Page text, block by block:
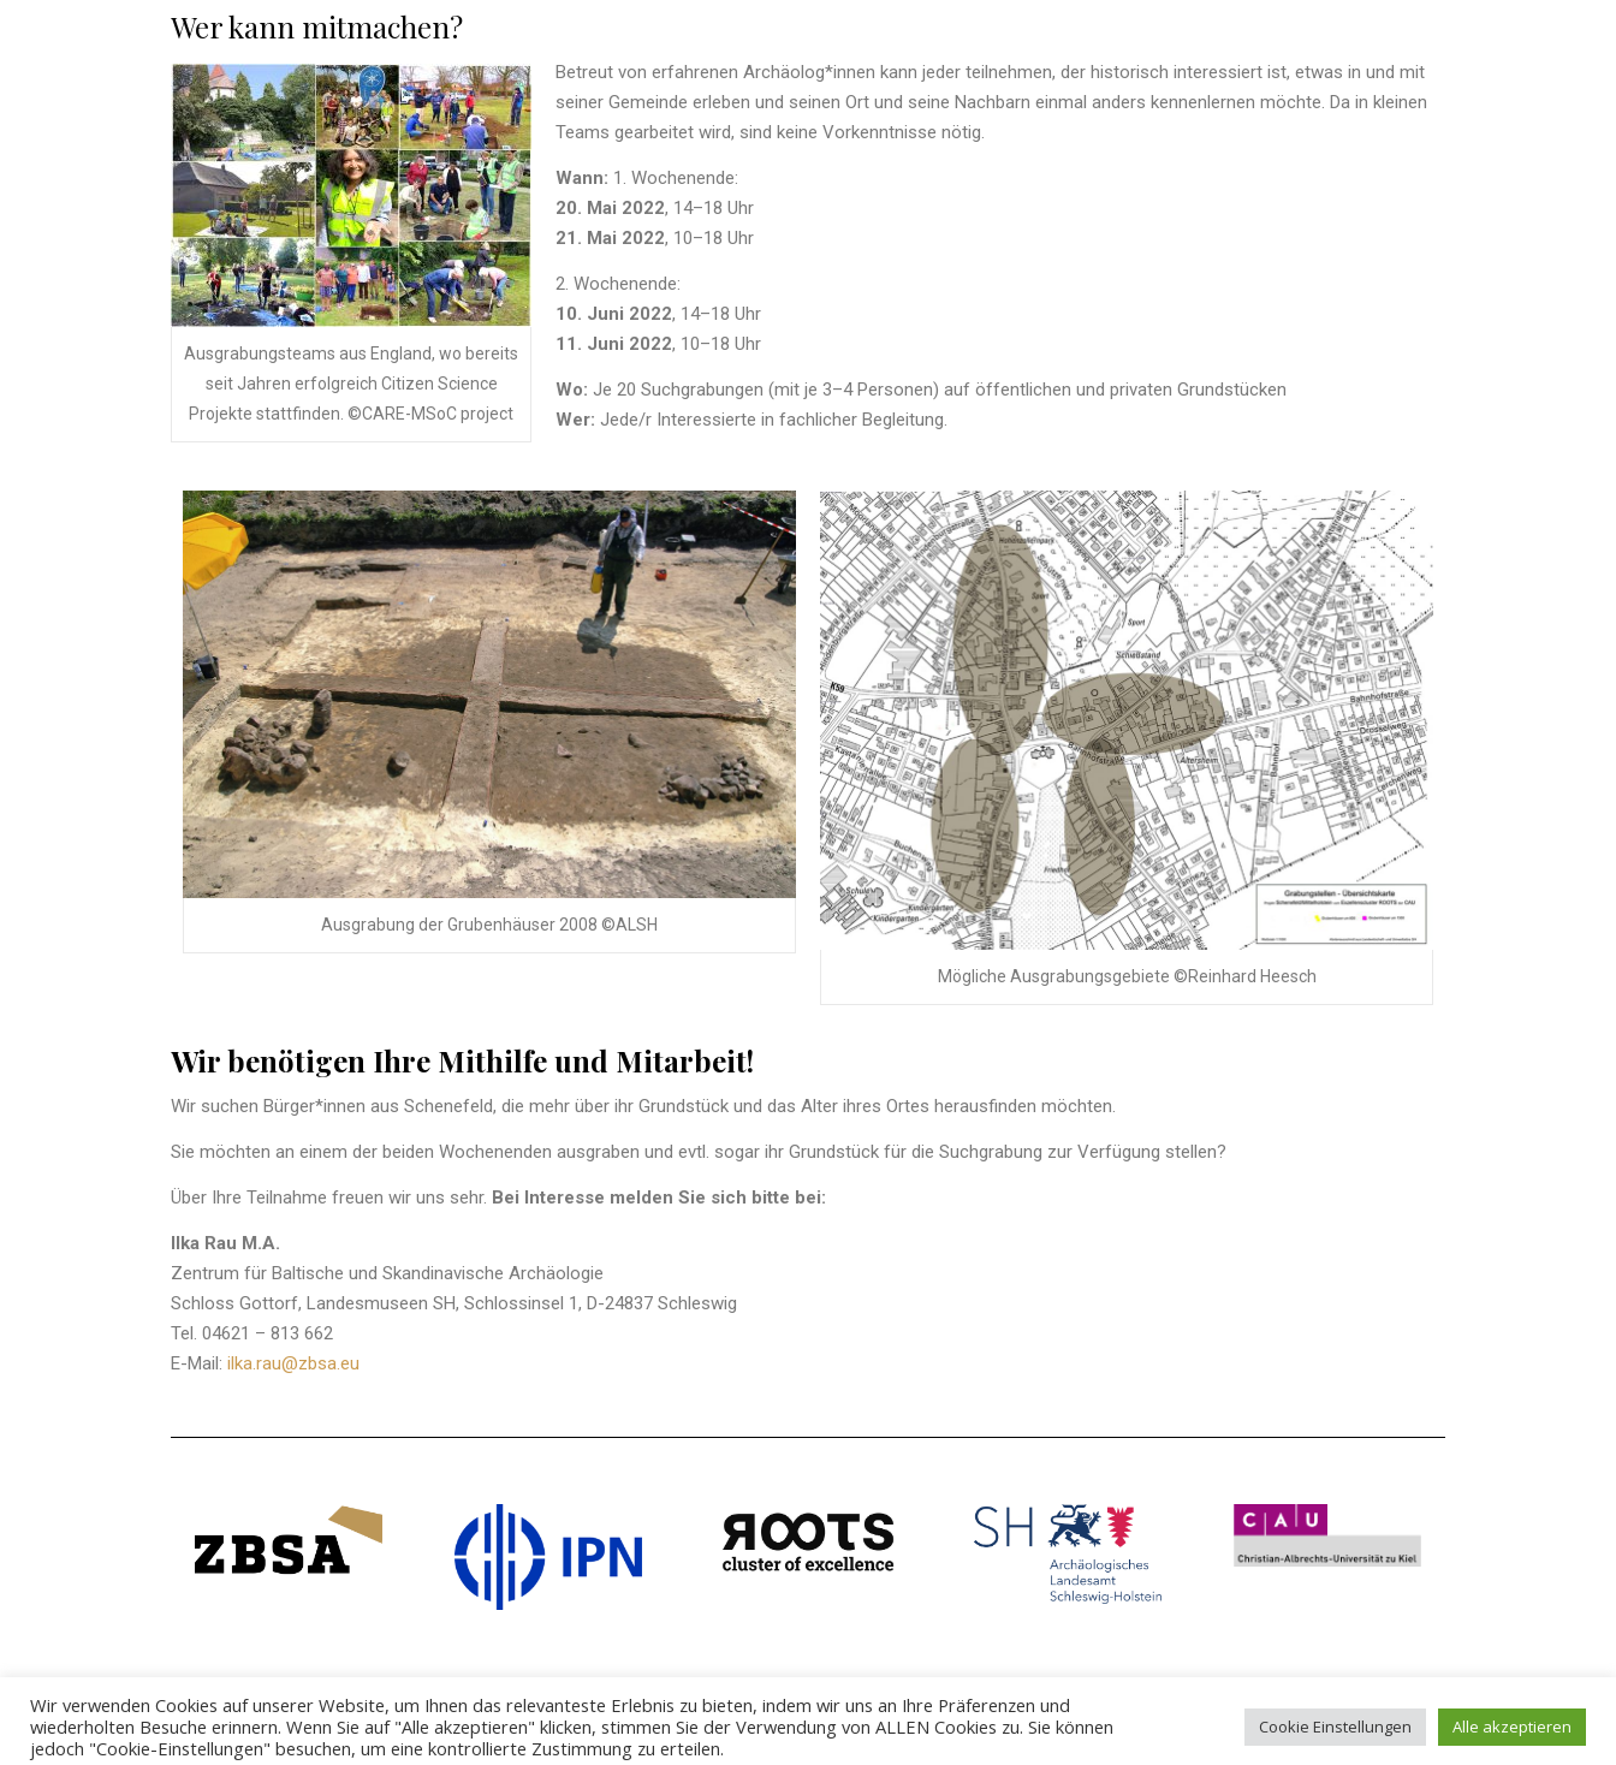
Wer kann mitmachen?
Ausgrabungsteams aus England, wo bereits
seit Jahren erfolgreich Citizen Science
Projekte stattfinden. ©CARE-MSoC project
Betreut von erfahrenen Archäolog*innen kann jeder teilnehmen, der historisch interessiert ist, etwas in und mit
seiner Gemeinde erleben und seinen Ort und seine Nachbarn einmal anders kennenlernen möchte. Da in kleinen
Teams gearbeitet wird, sind keine Vorkenntnisse nötig.
Wann: 1. Wochenende:
20. Mai 2022, 14–18 Uhr
21. Mai 2022, 10–18 Uhr
2. Wochenende:
10. Juni 2022, 14–18 Uhr
11. Juni 2022, 10–18 Uhr
Wo: Je 20 Suchgrabungen (mit je 3–4 Personen) auf öffentlichen und privaten Grundstücken
Wer: Jede/r Interessierte in fachlicher Begleitung.
Ausgrabung der Grubenhäuser 2008 ©ALSH
Mögliche Ausgrabungsgebiete ©Reinhard Heesch
Wir benötigen Ihre Mithilfe und Mitarbeit!
Wir suchen Bürger*innen aus Schenefeld, die mehr über ihr Grundstück und das Alter ihres Ortes herausfinden möchten.
Sie möchten an einem der beiden Wochenenden ausgraben und evtl. sogar ihr Grundstück für die Suchgrabung zur Verfügung stellen?
Über Ihre Teilnahme freuen wir uns sehr. Bei Interesse melden Sie sich bitte bei:
Ilka Rau M.A.
Zentrum für Baltische und Skandinavische Archäologie
Schloss Gottorf, Landesmuseen SH, Schlossinsel 1, D-24837 Schleswig
Tel. 04621 – 813 662
E-Mail: ilka.rau@zbsa.eu
© 2026 - ZBSA
Impressum Datenschutzerklärung
Wir verwenden Cookies auf unserer Website, um Ihnen das relevanteste Erlebnis zu bieten, indem wir uns an Ihre Präferenzen und
wiederholten Besuche erinnern. Wenn Sie auf "Alle akzeptieren" klicken, stimmen Sie der Verwendung von ALLEN Cookies zu. Sie können
jedoch "Cookie-Einstellungen" besuchen, um eine kontrollierte Zustimmung zu erteilen.
Cookie Einstellungen Alle akzeptieren